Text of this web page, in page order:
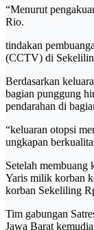
“Menurut
Rio.
tindakan
(CCTV) di
Berdasarkan
bagian punggung
pendarahan di
“keluaran otopsi
ungkapan
Setelah
Yaris milik korban
korban Sekeliling
Tim gabungan
Jawa Barat